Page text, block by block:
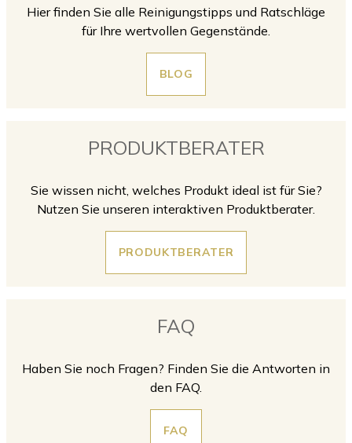
Hier finden Sie alle Reinigungstipps und Ratschläge
für Ihre wertvollen Gegenstände.
BLOG
PRODUKTBERATER
Sie wissen nicht, welches Produkt ideal ist für Sie?
Nutzen Sie unseren interaktiven Produktberater.
PRODUKTBERATER
FAQ
Haben Sie noch Fragen? Finden Sie die Antworten in
den FAQ.
FAQ